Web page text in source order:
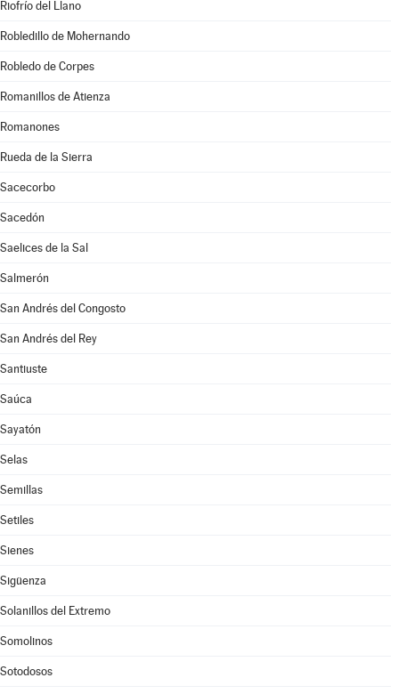
Riofrío del Llano
Robledillo de Mohernando
Robledo de Corpes
Romanillos de Atienza
Romanones
Rueda de la Sierra
Sacecorbo
Sacedón
Saelices de la Sal
Salmerón
San Andrés del Congosto
San Andrés del Rey
Santiuste
Saúca
Sayatón
Selas
Semillas
Setiles
Sienes
Sigüenza
Solanillos del Extremo
Somolinos
Sotodosos